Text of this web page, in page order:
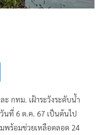
กทม. เฝ้าระวังระดับน้ำ
นที่ 6 ต.ค. 67 เป็นต้นไป​
พร้อมช่วยเหลือตลอด​ 24​